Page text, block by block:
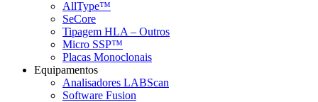
AllType™
SeCore
Tipagem HLA – Outros
Micro SSP™
Placas Monoclonais
Equipamentos
Analisadores LABScan
Software Fusion